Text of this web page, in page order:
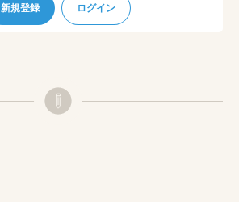
新規登録 ログイン